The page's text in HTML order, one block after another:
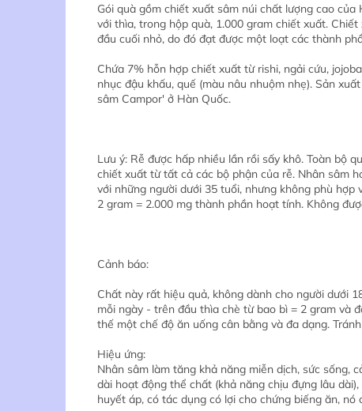
Gói quà gồm chiết xuất sâm núi chất lượng cao
với thìa, trong hộp quà, 1.000 gram chiết xuất.
đầu cuối nhỏ, do đó đạt được một loạt các thành
Chứa 7% hỗn hợp chiết xuất từ rishi, ngải cứu,
nhục đậu khấu, quế (màu nâu nhuộm nhẹ). Sản
sâm Campor' ở Hàn Quốc.
Lưu ý: Rễ được hấp nhiều lần rồi sấy khô. Toàn bộ
chiết xuất từ tất cả các bộ phận của rễ. Nhân sâm
với những người dưới 35 tuổi, nhưng không phù
2 gram = 2.000 mg thành phần hoạt tính. Không
Cảnh báo:
Chất này rất hiệu quả, không dành cho người dưới
mỗi ngày - trên đầu thìa chè từ bao bì = 2 gram và
thế một chế độ ăn uống cân bằng và đa dạng.
Hiệu ứng:
Nhân sâm làm tăng khả năng miễn dịch, sức sống,
dài hoạt động thể chất (khả năng chịu đựng lâu
huyết áp, có tác dụng có lợi cho chứng biếng ăn,